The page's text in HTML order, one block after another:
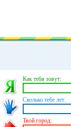
Как тебя зовут:
Сколько тебе лет:
Твой город: